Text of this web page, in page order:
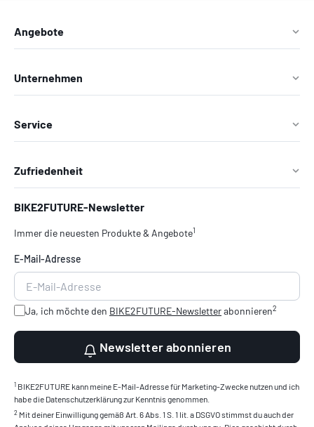
Angebote
Unternehmen
Service
Zufriedenheit
BIKE2FUTURE-Newsletter
Immer die neuesten Produkte & Angebote1
E-Mail-Adresse
Ja, ich möchte den BIKE2FUTURE-Newsletterabonnieren2
Newsletter abonnieren
1 BIKE2FUTURE kann meine E-Mail-Adresse für Marketing-Zwecke nutzen und ich
habe die Datenschutzerklärung zur Kenntnis genommen.
2 Mit deiner Einwilligung gemäß Art. 6 Abs. 1 S. 1 lit. a DSGVO stimmst du auch der